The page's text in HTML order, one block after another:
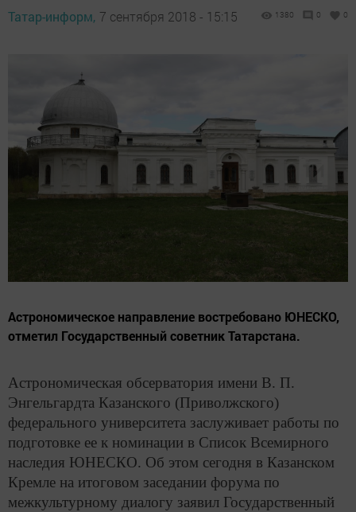
Татар-информ, 7 сентября 2018 - 15:15 1380 0 0
Астрономическое направление востребовано ЮНЕСКО,
отметил Государственный советник Татарстана.
Астрономическая обсерватория имени В. П.
Энгельгардта Казанского (Приволжского)
федерального университета заслуживает работы по
подготовке ее к номинации в Список Всемирного
наследия ЮНЕСКО. Об этом сегодня в Казанском
Кремле на итоговом заседании форума по
межкультурному диалогу заявил Государственный